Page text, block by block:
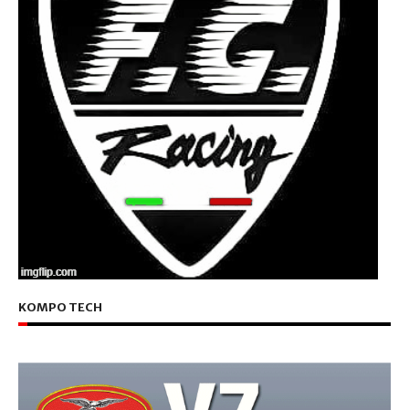
KOMPO TECH